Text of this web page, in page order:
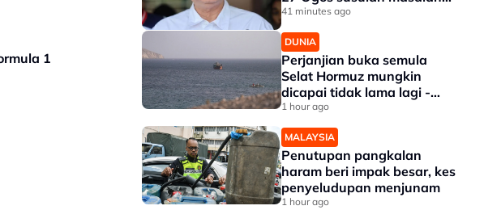
1
kesihatan
41 minutes ago
DUNIA
Perjanjian buka semula
Selat Hormuz mungkin
dicapai tidak lama lagi -
Trump
1 hour ago
MALAYSIA
Penutupan pangkalan
haram beri impak besar, kes
penyeludupan menjunam
1 hour ago